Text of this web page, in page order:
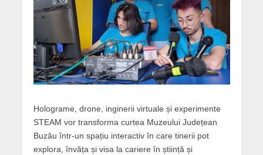
Holograme, drone, inginerii virtuale și experimente
STEAM vor transforma curtea Muzeului Județean
Buzău într-un spațiu interactiv în care tinerii pot
explora, învăța și visa la cariere în știință și